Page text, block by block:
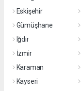
Eskişehir
Gümüşhane
Iğdır
İzmir
Karaman
Kayseri